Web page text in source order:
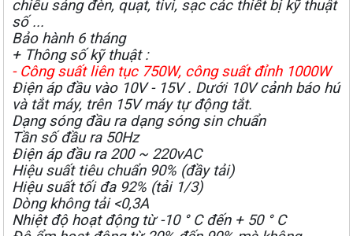
chiếu sáng đèn, quạt, tivi, sạc các thiết bị kỹ thuật
số ...
Bảo hành 6 tháng
+ Thông số kỹ thuật :
- Công suất liên tục 750W, công suất đỉnh 1000W
Điện áp đầu vào 10V - 15V . Dưới 10V cảnh báo hú
và tắt máy, trên 15V máy tự động tắt.
Dạng sóng đầu ra dạng sóng sin chuẩn
Tần số đầu ra 50Hz
Điện áp đầu ra 200 ~ 220vAC
Hiệu suất tiêu chuẩn 90% (đầy tải)
Hiệu suất tối đa 92% (tải 1/3)
Dòng không tải <0,3A
Nhiệt độ hoạt động từ -10 ° C đến + 50 ° C